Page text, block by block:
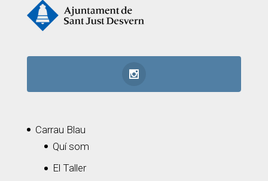
Carrau Blau
Quí som
El Taller